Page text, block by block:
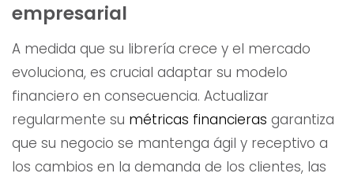
empresarial
A medida que su librería crece y el mercado
evoluciona, es crucial adaptar su modelo
financiero en consecuencia. Actualizar
regularmente su métricas financieras garantiza
que su negocio se mantenga ágil y receptivo a
los cambios en la demanda de los clientes, las